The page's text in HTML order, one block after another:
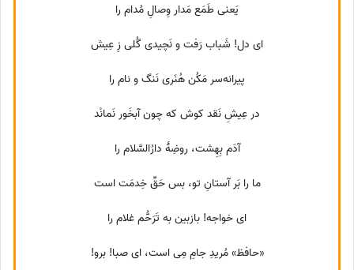
یَعنی طَمَع مَدار وِصالِ مُدام را
ای دل! شَباب رَفت و نَچیدی گُلی زِ عِیش
پیرانه‌‌سر مَکُن هُنَری نَنگ و نام را
در عِیشِ نَقد کوش که چون آبخَور نَمانْد
آدَم بِهِشت، روضِهٔ دارُالسَّلام را
ما را بَر آستانِ تو، بس حَقِّ خِدمَت است
ای خواجه! بازبین به تَرَحُّم غلام را
«حافظ» مُریدِ جامِ مِی است، ای صبا! برو!